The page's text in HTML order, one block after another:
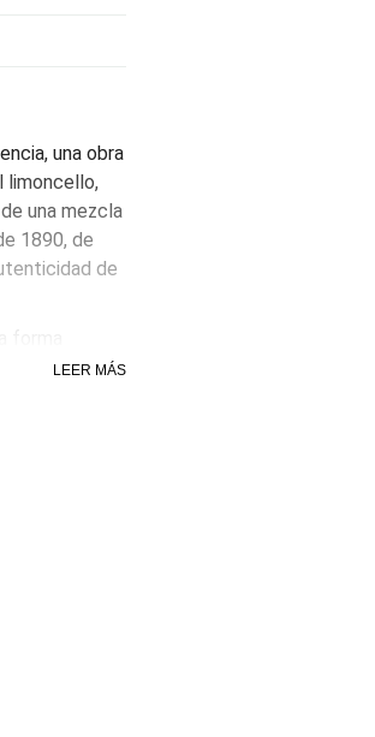
una obra
limoncello,
una mezcla
1890, de
de
helado
reinventan
LEER MÁS